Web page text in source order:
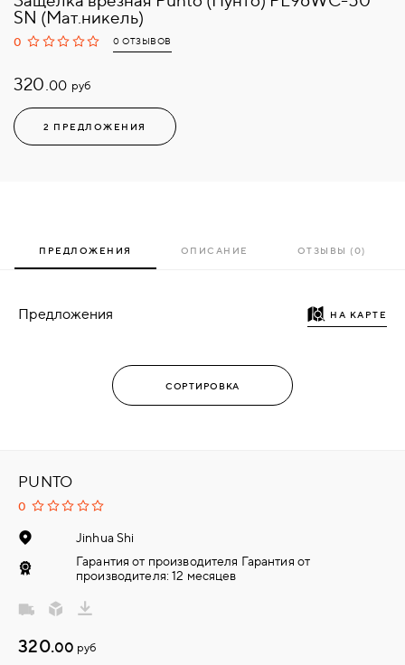
SN (Мат.никель)
0 0 ОТЗЫВОВ
320.00 руб
2 ПРЕДЛОЖЕНИЯ
ПРЕДЛОЖЕНИЯ ОПИСАНИЕ ОТЗЫВЫ (0)
Предложения НА КАРТЕ
PUNTO
0
Jinhua Shi
Гарантия от производителя Гарантия от
производителя: 12 месяцев
320.00 руб